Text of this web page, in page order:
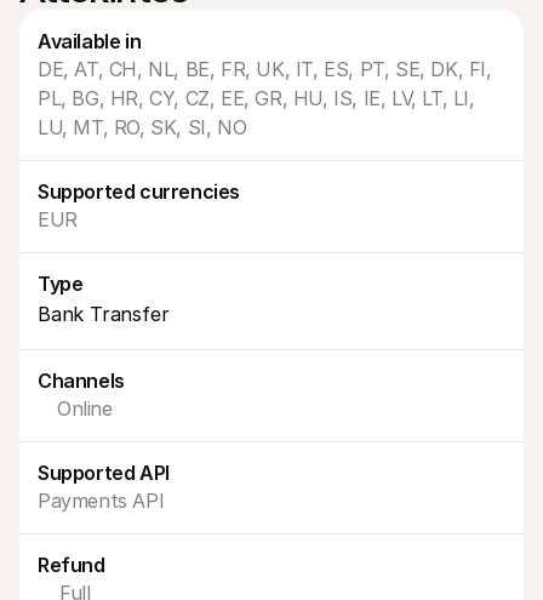
Available in
DE, AT, CH, NL, BE, FR, UK, IT, ES, PT, SE, DK, FI,
PL, BG, HR, CY, CZ, EE, GR, HU, IS, IE, LV, LT, LI,
LU, MT, RO, SK, SI, NO
Supported currencies
EUR
Type
Bank Transfer
Channels
Online
Supported API
Payments API
Refund
Full
Ügynökségeknek
Fejlesztői portál
Fedezd fel a fejlesztői erőforrásokat és frissítéseket
Könyvtárak
Integráld a Mollie-t az azonnal használható könyvtárakkal
A Mollie-ról
Árazás
Rólunk
Tudj meg többet a történetünkről
és értékeinkről
Hírek
Gyere dolgozz nálunk - felveszünk!
Kapcsolat